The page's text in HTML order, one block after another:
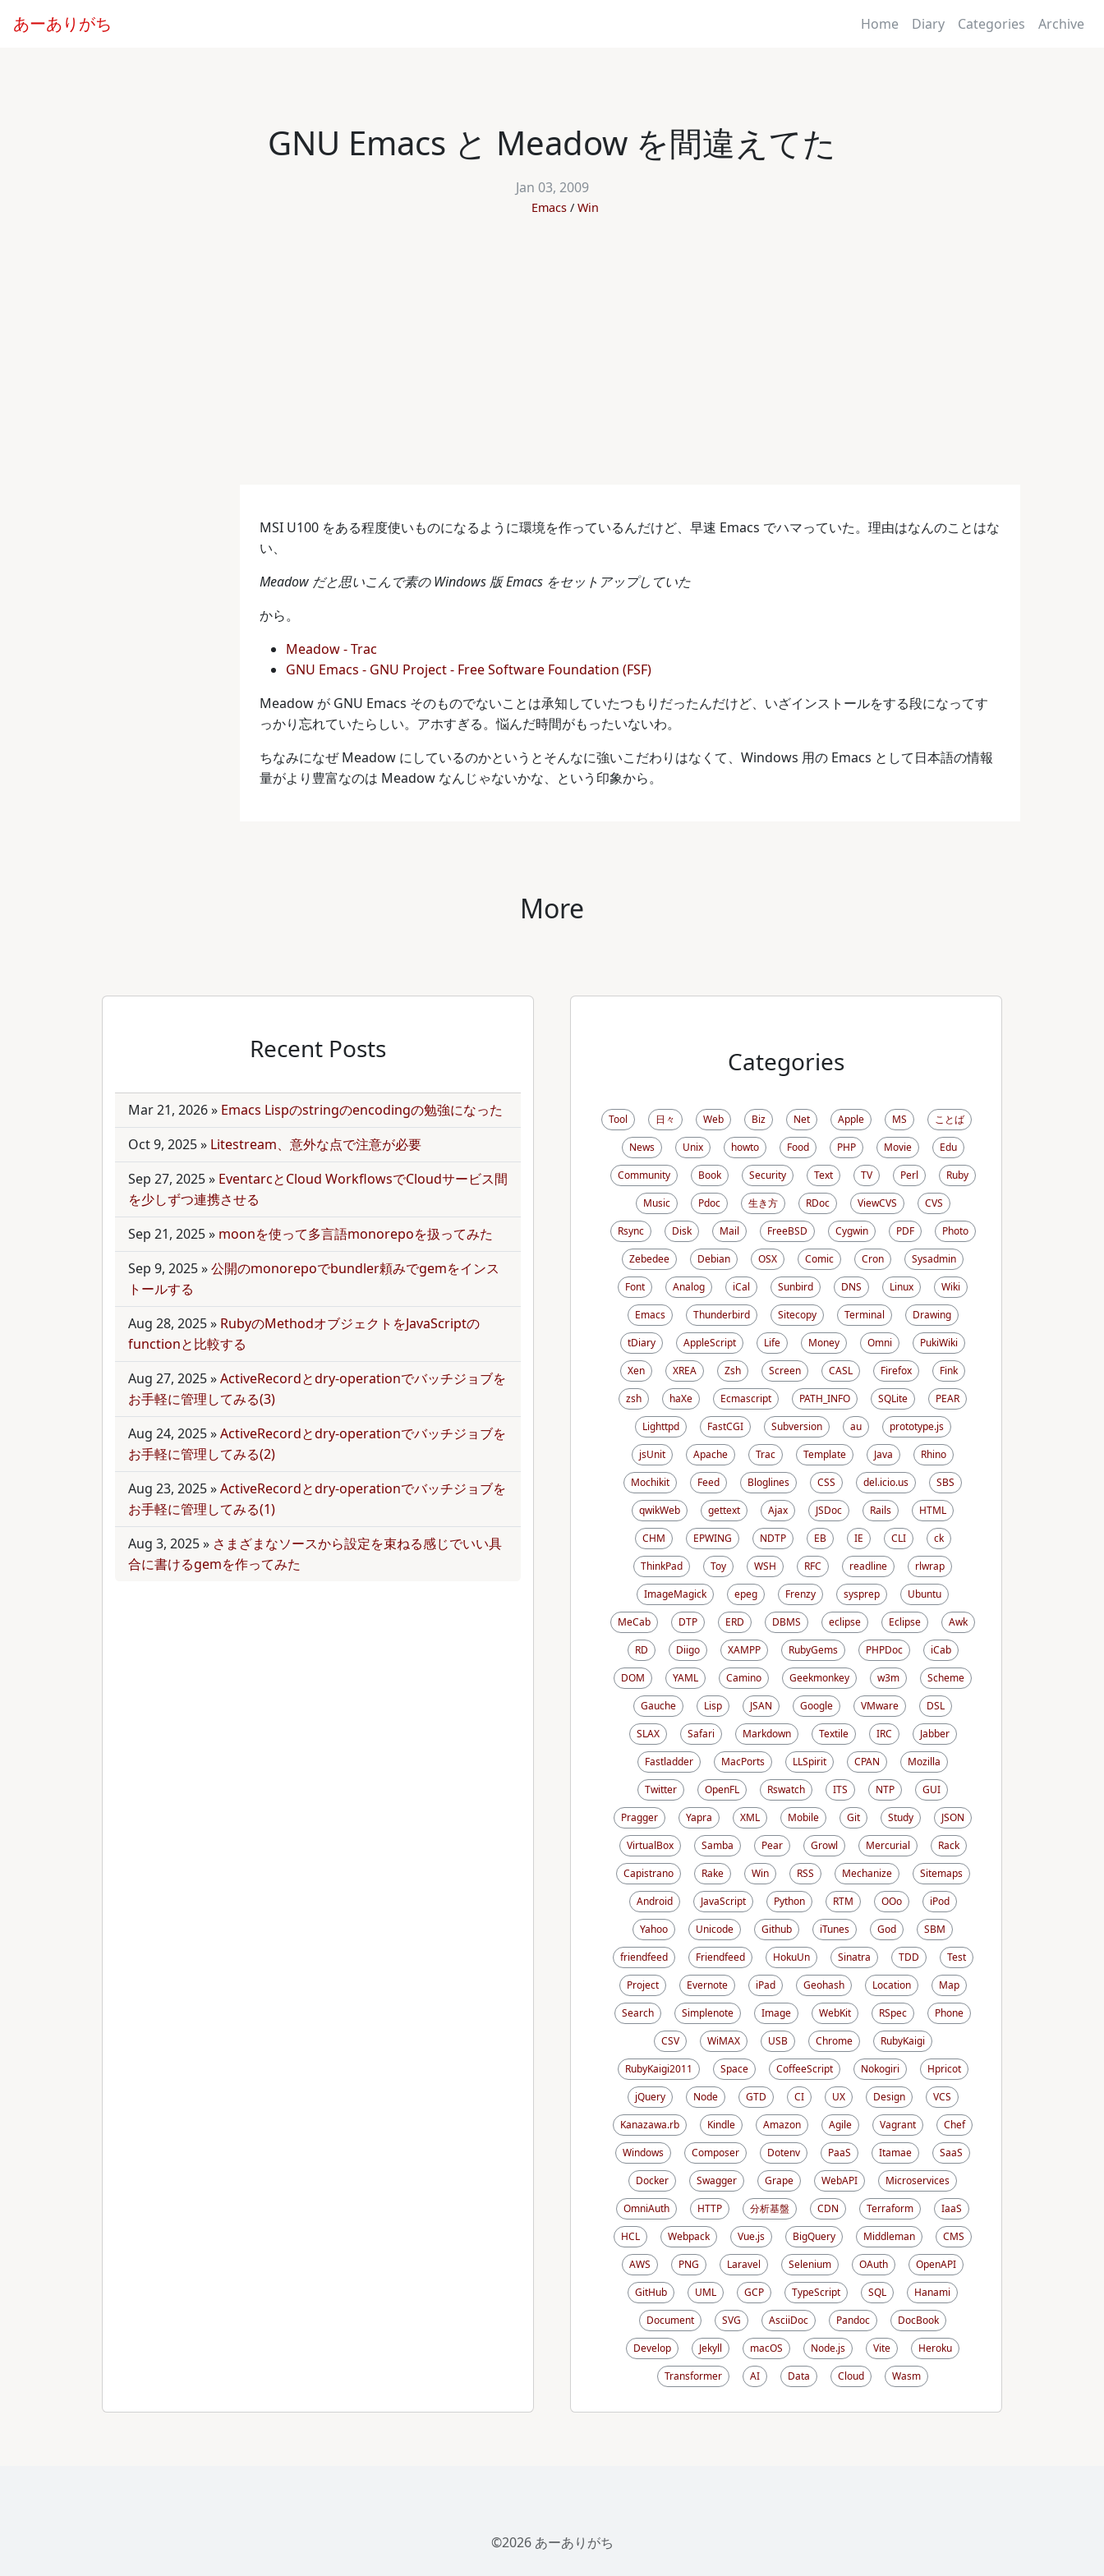
あーありがち Home Diary Categories Archive
GNU Emacs と Meadow を間違えてた
Jan 03, 2009
Emacs Win
MSI U100 をある程度使いものになるように環境を作っているんだけど、早速 Emacs でハマっていた。理由はなんのことはな
い、
Meadow だと思いこんで素の Windows 版 Emacs をセットアップしていた
から。
Meadow - Trac
GNU Emacs - GNU Project - Free Software Foundation (FSF)
Meadow が GNU Emacs そのものでないことは承知していたつもりだったんだけど、いざインストールをする段になってす
っかり忘れていたらしい。アホすぎる。悩んだ時間がもったいないわ。
ちなみになぜ Meadow にしているのかというとそんなに強いこだわりはなくて、Windows 用の Emacs として日本語の情報
量がより豊富なのは Meadow なんじゃないかな、という印象から。
More
Recent Posts
Mar 21, 2026» Emacs Lispのstringのencodingの勉強になった
Oct 9, 2025» Litestream、意外な点で注意が必要
Sep 27, 2025» EventarcとCloud WorkflowsでCloudサービス間
を少しずつ連携させる
Sep 21, 2025» moonを使って多言語monorepoを扱ってみた
Sep 9, 2025»公開のmonorepoでbundler頼みでgemをインス
トールする
Aug 28, 2025» RubyのMethodオブジェクトをJavaScriptの
functionと比較する
Aug 27, 2025»ActiveRecordとdry-operationでバッチジョブを
お手軽に管理してみる(3)
Aug 24, 2025»ActiveRecordとdry-operationでバッチジョブを
お手軽に管理してみる(2)
Aug 23, 2025»ActiveRecordとdry-operationでバッチジョブを
お手軽に管理してみる(1)
Aug 3, 2025» さまざまなソースから設定を束ねる感じでいい具
合に書けるgemを作ってみた
Categories
Tool 日々 Web Biz Net Apple MS
ことば
News
Unix howto Food PHP Movie
Edu
Community
Book Security Text TV Perl
Ruby
Music
Pdoc 生き方 RDoc ViewCVS
CVS
Rsync
Disk Mail FreeBSD Cygwin PDF
Photo
Zebedee
Debian OSX Comic Cron
Sysadmin
Font
Analog iCal Sunbird DNS Linux
Wiki
Emacs
Thunderbird Sitecopy Terminal
Drawing
tDiary
AppleScript Life Money Omni
PukiWiki
Xen
XREA Zsh Screen CASL Firefox
Fink
zsh
haXe Ecmascript PATH_INFO SQLite
PEAR
Lighttpd
FastCGI Subversion au
prototype.js
jsUnit
Apache Trac Template Java
Rhino
Mochikit
Feed Bloglines CSS del.icio.us
SBS
qwikWeb
gettext Ajax JSDoc Rails
HTML
CHM
EPWING NDTP EB IE CLI
ck
ThinkPad
Toy WSH RFC readline
rlwrap
ImageMagick
epeg Frenzy sysprep
Ubuntu
MeCab
DTP ERD DBMS eclipse Eclipse
Awk
RD
Diigo XAMPP RubyGems PHPDoc
iCab
DOM
YAML Camino Geekmonkey w3m
Scheme
Gauche
Lisp JSAN Google VMware
DSL
SLAX
Safari Markdown Textile IRC
Jabber
Fastladder
MacPorts LLSpirit CPAN
Mozilla
Twitter
OpenFL Rswatch ITS NTP
GUI
Pragger
Yapra XML Mobile Git Study
JSON
VirtualBox
Samba Pear Growl Mercurial
Rack
Capistrano
Rake Win RSS Mechanize
Sitemaps
Android
JavaScript Python RTM OOo
iPod
Yahoo
Unicode Github iTunes God
SBM
friendfeed
Friendfeed HokuUn Sinatra TDD
Test
Project
Evernote iPad Geohash Location
Map
Search
Simplenote Image WebKit RSpec
Phone
CSV
WiMAX USB Chrome
RubyKaigi
RubyKaigi2011
Space CoffeeScript Nokogiri
Hpricot
jQuery
Node GTD CI UX Design
VCS
Kanazawa.rb
Kindle Amazon Agile Vagrant
Chef
Windows
Composer Dotenv PaaS Itamae
SaaS
Docker
Swagger Grape WebAPI
Microservices
OmniAuth
HTTP 分析基盤 CDN Terraform
IaaS
HCL
Webpack Vue.js BigQuery Middleman
CMS
AWS
PNG Laravel Selenium OAuth
OpenAPI
GitHub
UML GCP TypeScript SQL
Hanami
Document
SVG AsciiDoc Pandoc
DocBook
Develop
Jekyll macOS Node.js Vite
Heroku
Transformer
AI Data Cloud Wasm
©2026 あーありがち